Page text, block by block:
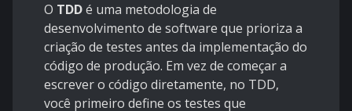
O TDDé uma metodologia de
desenvolvimento de software que prioriza a
criação de testes antes da implementação do
código de produção. Em vez de começar a
escrever o código diretamente, no TDD,
você primeiro define os testes que